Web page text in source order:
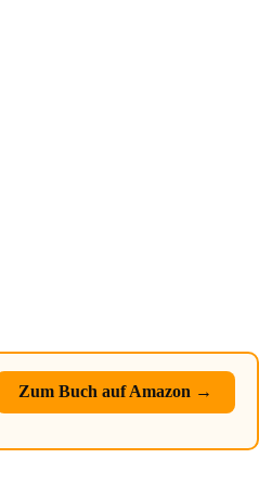
Zum Buch auf Amazon →